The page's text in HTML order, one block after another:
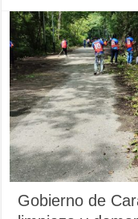
Gobierno de